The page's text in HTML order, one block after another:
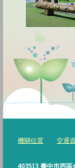
機關位置 交通
403513 臺中市西區